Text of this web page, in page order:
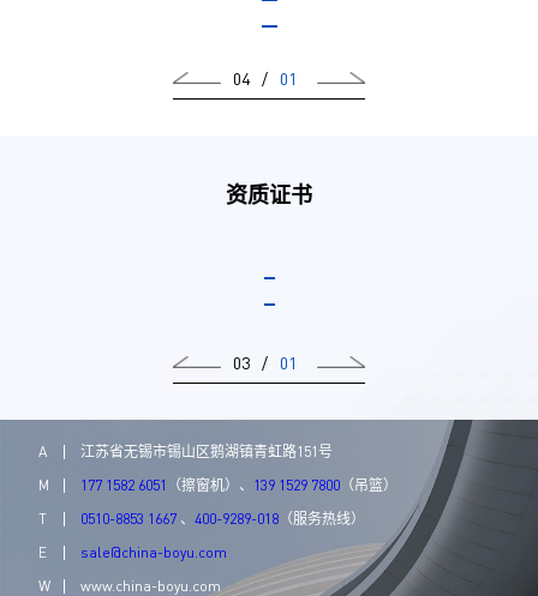
04 / 01
资质证书
03 / 01
A
江苏省无锡市锡山区鹅湖镇青虹路151号
M
177 1582 6051 （擦窗机）、 139 1529 7800（吊篮）
T
0510-8853 1667、 400-9289-018（服务热线）
E
sale@china-boyu.com
W
www.china-boyu.com